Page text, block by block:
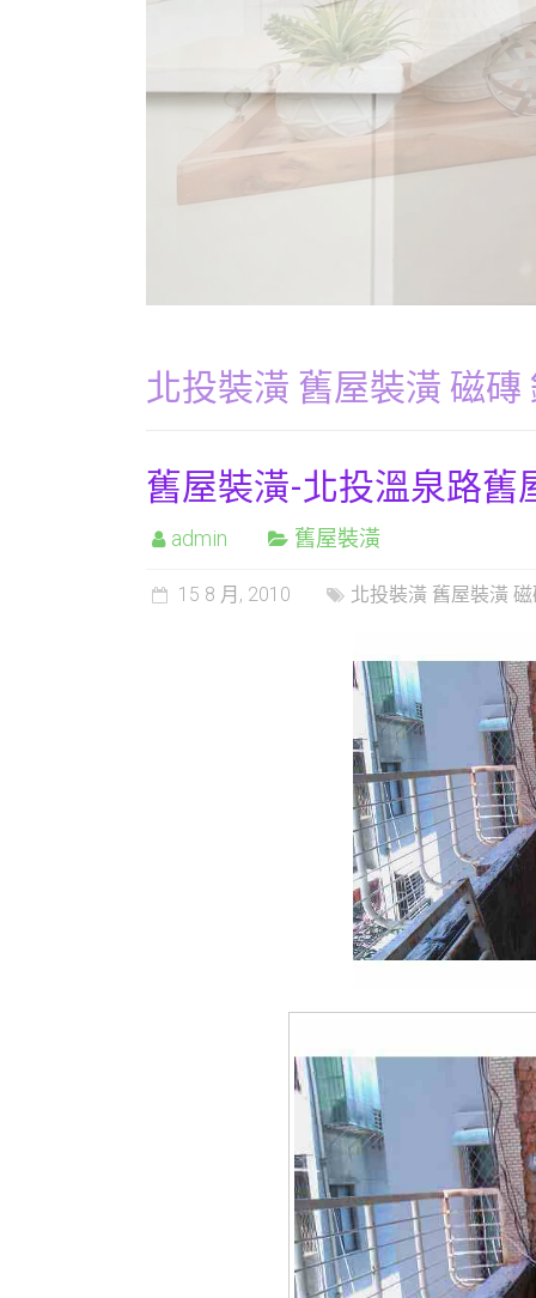
北投裝潢 舊屋裝潢 磁磚
舊屋裝潢-北投溫泉路舊
admin 舊屋裝潢
15 8 月, 2010 北投裝潢 舊屋裝潢